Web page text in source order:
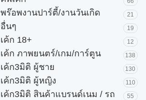
พร๊อพงานปาร์ตี้/งานวันเกิด 21
อื่นๆ 19
เค้ก 18+ 12
เค้ก ภาพยนตร์/เกม/การ์ตูน 138
เค้ก3มิติ ผู้ชาย 130
เค้ก3มิติ ผู้หญิง 110
เค้ก3มิติ สินค้าแบรนด์เนม / รถ 55